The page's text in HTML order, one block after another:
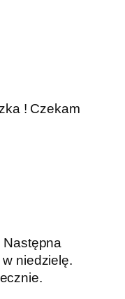
! Czekam
Następna
niedzielę.